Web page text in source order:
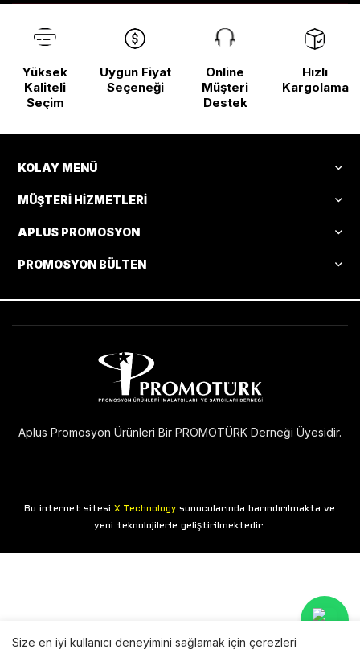
Yüksek
Kaliteli
Seçim
Uygun Fiyat
Seçeneği
Online
Müşteri
Destek
Hızlı
Kargolama
KOLAY MENÜ
MÜŞTERI HIZMETLERI
APLUS PROMOSYON
PROMOSYON BÜLTEN
Aplus Promosyon Ürünleri Bir PROMOTÜRK Derneği Üyesidir.
Bu internet sitesiX Technology sunucularında barındırılmakta ve
yeni teknolojilerle geliştirilmektedir.
Size en iyi kullanıcı deneyimini sağlamak için çerezleri